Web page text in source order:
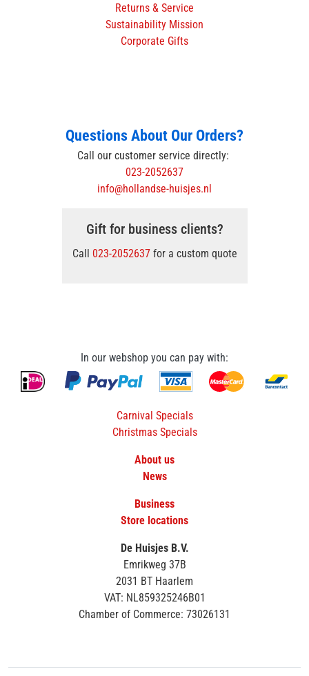
Returns & Service
Sustainability Mission
Corporate Gifts
Questions About Our Orders?
Call our customer service directly:
023-2052637
info@hollandse-huisjes.nl
Gift for business clients?
Call 023-2052637for a custom quote
In our webshop you can pay with:
Carnival Specials
Christmas Specials
About us
News
Business
Store locations
De Huisjes B.V.
Emrikweg 37B
2031 BT Haarlem
VAT: NL859325246B01
Chamber of Commerce: 73026131